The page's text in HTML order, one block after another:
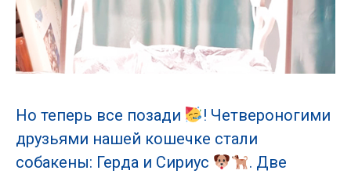
Но теперь все позади
! Четвероногими
друзьями нашей кошечке стали
собакены: Герда и Сириус
. Две